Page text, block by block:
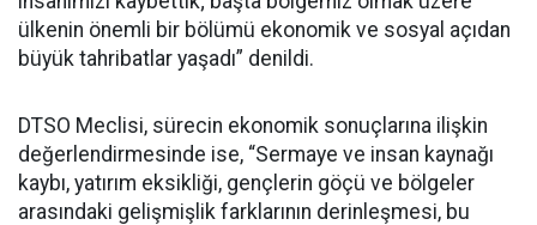
ülkenin önemli bir bölümü ekonomik ve sosyal açıdan
büyük tahribatlar yaşadı” denildi.
DTSO Meclisi, sürecin ekonomik sonuçlarına ilişkin
değerlendirmesinde ise, “Sermaye ve insan kaynağı
kaybı, yatırım eksikliği, gençlerin göçü ve bölgeler
arasındaki gelişmişlik farklarının derinleşmesi, bu